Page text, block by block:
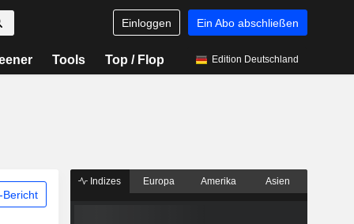
Einloggen Ein Abo abschließen
Tools Top / Flop Edition Deutschland
Bericht
Indizes Europa Amerika Asien